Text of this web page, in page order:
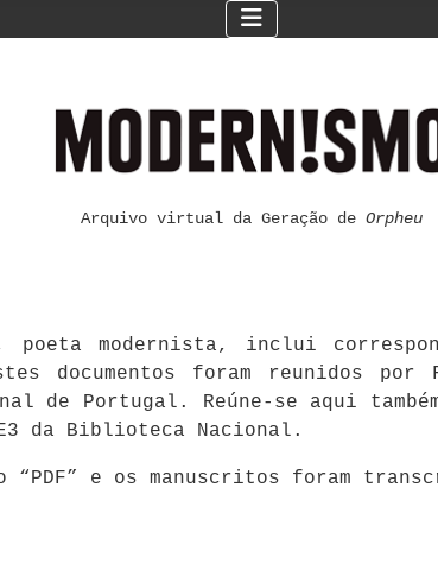
Arquivo virtual da Geração de Orpheu
poeta modernista, inclui
documentos foram reunidos
de Portugal. Reúne-se aqui
da Biblioteca Nacional.
“PDF” e os manuscritos foram